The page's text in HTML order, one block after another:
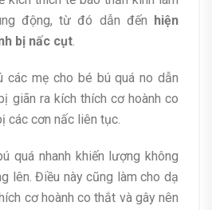
động, từ đó dẫn đến hiện
bị nấc cụt.
các mẹ cho bé bú quá no dẫn
giãn ra kích thích cơ hoành co
các cơn nấc liên tục.
quá nhanh khiến lượng không
lên. Điều này cũng làm cho dạ
cơ hoành co thắt và gây nên